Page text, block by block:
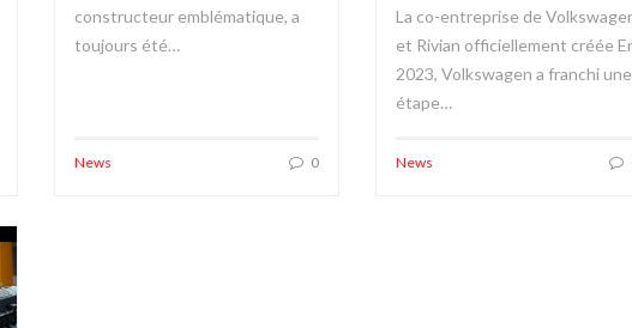
constructeur emblématique, a
toujours été…
News 0
La co-entreprise de
et Rivian officiellement créée
2023, Volkswagen a franchi une
étape…
News